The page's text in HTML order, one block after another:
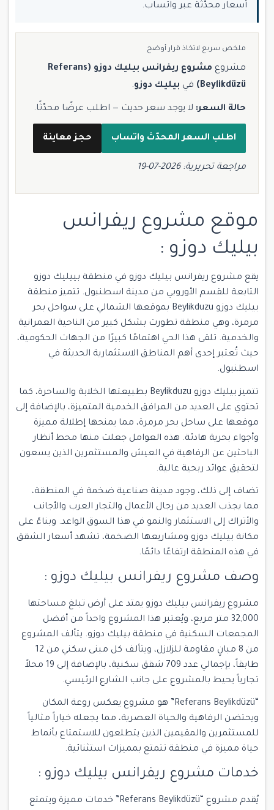
أسعار محدّثة عبر واتساب.
ملخص سريع لاتخاذ قرار أوضح
مشروع
مشروع ريفرانس بيليك دوزو (Referans
Beylikdüzü)
في بيليك دوزو.
حالة السعر: لا يوجد سعر حديث — اطلب عرضًا محدّثًا.
اطلب السعر المحدّث واتساب حجز معاينة
مراجعة تحريرية: 2026-07-19
موقع مشروع ريفرانس
بيليك دوزو :
يقع مشروع ريفرانس بيليك دوزو في منطقة بييليك دوزو
التابعة للقسم الأوروبي من مدينة اسطنبول. تتميز منطقة
بيليك دوزو Beylikduzu بموقعها الشمالي على سواحل بحر
مرمرة، وهي منطقة تطورت بشكل كبير من الناحية العمرانية
والخدمية. تلقى هذا الحي اهتمامًا كبيرًا من الجهات الحكومية،
حيث تُعتبر إحدى أهم المناطق الاستثمارية الحديثة في
اسطنبول.
تتميز بيليك دوزو Beylikduzu بطبيعتها الخلابة والساحرة، كما
تحتوي على العديد من المرافق الخدمية المتميزة، بالإضافة إلى
موقعها على ساحل بحر مرمرة، مما يمنحها إطلالة مميزة
وأجواء بحرية هادئة. هذه العوامل جعلت منها محط أنظار
الباحثين عن الرفاهية في العيش والمستثمرين الذين يسعون
لتحقيق عوائد ربحية عالية.
تضاف إلى ذلك، وجود مدينة صناعية ضخمة في المنطقة،
مما يجذب العديد من رجال الأعمال والتجار العرب والأجانب
والأتراك إلى الاستثمار والنمو في هذا السوق الواعد. وبناءً على
مكانة بيليك دوزو ومشاريعها الضخمة، تشهد أسعار الشقق
في هذه المنطقة ارتفاعًا دائمًا.
وصف مشروع ريفرانس بيليك دوزو :
مشروع ريفرانس بيليك دوزو يمتد على أرض تبلغ مساحتها
32,000 متر مربع، ويُعتبر هذا المشروع واحداً من أفضل
المجمعات السكنية في منطقة بيليك دوزو. يتألف المشروع
من 8 مبانٍ مقاومة للزلازل، ويتألف كل مبنى سكني من 12
طابقاً، بإجمالي عدد 709 شقق سكنية، بالإضافة إلى 19 محلاً
تجارياً يحيط بالمشروع على جانب الشارع الرئيسي.
“Referans Beylikdüzü” هو مشروع يعكس روعة المكان
ويحتضن الرفاهية والحياة العصرية، مما يجعله خياراً مثالياً
للمستثمرين والمقيمين الذين يتطلعون للاستمتاع بأنماط
حياة مميزة في منطقة تتمتع بمميزات استثنائية.
خدمات مشروع ريفرانس بيليك دوزو :
يُقدم مشروع “Referans Beylikdüzü” خدمات مميزة ويتمتع